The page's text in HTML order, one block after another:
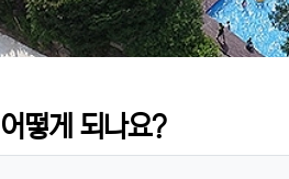
떻게 되나요?